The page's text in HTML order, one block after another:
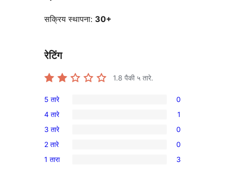
सक्रिय स्थापना: 30+
रेटिंग
1.8 पैकी ५ तारे.
0
5-
तारांकित
परीक्षणे
5 तारे 0
1
4-
तारांकित
पुनरावलोकन
4 तारे 1
0
3-
तारांकित
3 तारे 0
0
2-
2 तारे 0
3
1 तारा 3